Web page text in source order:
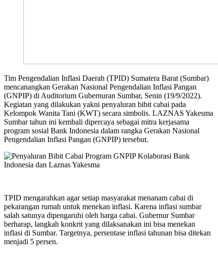
Tim Pengendalian Inflasi Daerah (TPID) Sumatera Barat (Sumbar)
mencanangkan Gerakan Nasional Pengendalian Inflasi Pangan
(GNPIP) di Auditorium Gubernuran Sumbar, Senin (19/9/2022).
Kegiatan yang dilakukan yakni penyaluran bibit cabai pada
Kelompok Wanita Tani (KWT) secara simbolis. LAZNAS Yakesma
Sumbar tahun ini kembali dipercaya sebagai mitra kerjasama
program sosial Bank Indonesia dalam rangka Gerakan Nasional
Pengendalian Inflasi Pangan (GNPIP) tersebut.
TPID mengarahkan agar setiap masyarakat menanam cabai di
pekarangan rumah untuk menekan inflasi. Karena inflasi sumbar
salah satunya dipengaruhi oleh harga cabai. Gubernur Sumbar
berharap, langkah konkrit yang dilaksanakan ini bisa menekan
inflasi di Sumbar. Targetnya, persentase inflasi tahunan bisa ditekan
menjadi 5 persen.